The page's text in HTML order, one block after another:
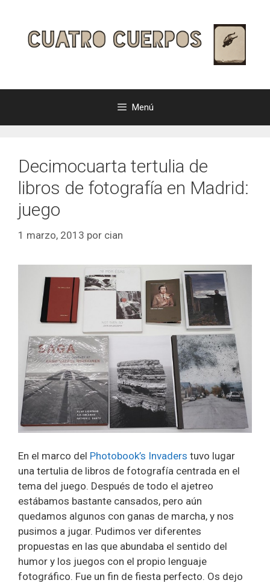
contenido
Menú
Decimocuarta tertulia de
libros de fotografía en Madrid:
juego
1 marzo, 2013 por cian
En el marco del Photobook’s Invaders tuvo lugar
una tertulia de libros de fotografía centrada en el
tema del juego. Después de todo el ajetreo
estábamos bastante cansados, pero aún
quedamos algunos con ganas de marcha, y nos
pusimos a jugar. Pudimos ver diferentes
propuestas en las que abundaba el sentido del
humor y los juegos con el propio lenguaje
fotográfico. Fue un fin de fiesta perfecto. Os dejo